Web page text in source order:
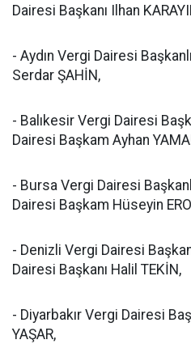
Dairesi Başkanı Ilhan
- Aydın Vergi Dairesi
Serdar ŞAHİN,
- Balıkesir Vergi Dairesi
Dairesi Başkam Ayhan
- Bursa Vergi Dairesi
Dairesi Başkam Hüseyin
- Denizli Vergi Dairesi
Dairesi Başkanı Halil TEKİN,
- Diyarbakır Vergi Dairesi
YAŞAR,